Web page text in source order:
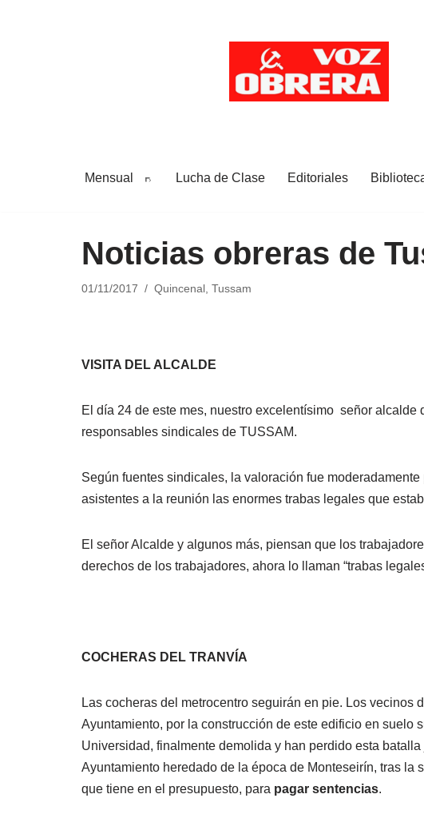
Mensual Lucha de Clase Editoriales
Noticias obreras de
01/11/2017 Quincenal Tussam
VISITA DEL ALCALDE
El día 24 de este mes, nuestro excelentísimo señor
responsables sindicales de TUSSAM.
Según fuentes sindicales, la valoración fue
asistentes a la reunión las enormes trabas legales que
El señor Alcalde y algunos más, piensan que los
derechos de los trabajadores, ahora lo llaman “trabas
COCHERAS DEL TRANVÍA
Las cocheras del metrocentro seguirán en pie. Los vecinos
Ayuntamiento, por la construcción de este edificio en suelo
Universidad, finalmente demolida y han perdido esta
Ayuntamiento heredado de la época de Monteseirín, tras
que tiene en el presupuesto, para pagar sentencias.